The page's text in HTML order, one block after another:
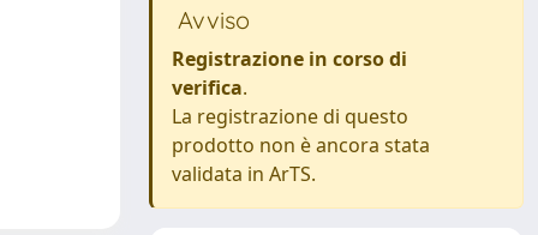
Avviso
Registrazione in corso di
verifica.
La registrazione di questo
prodotto non è ancora stata
validata in ArTS.